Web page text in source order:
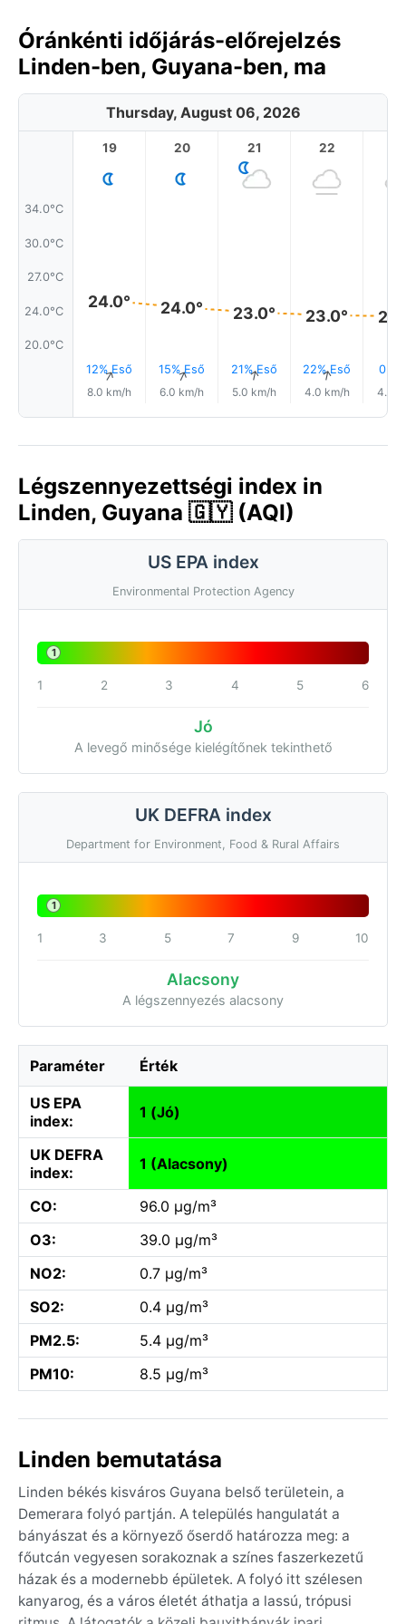
Óránkénti időjárás-előrejelzés
Linden-ben, Guyana-ben, ma
Thursday, August 06, 2026
34.0°C
30.0°C
27.0°C
24.0°C
20.0°C
19
24.0°
12% Eső
↑
8.0 km/h
20
24.0°
15% Eső
↑
6.0 km/h
21
23.0°
21% Eső
↑
5.0 km/h
22
23.0°
22% Eső
↑
4.0 km/h
0.0
4.0
Légszennyezettségi index in
Linden, Guyana 🇬🇾 (AQI)
US EPA index
Environmental Protection Agency
1
1 2 3 4 5 6
Jó
A levegő minősége kielégítőnek tekinthető
UK DEFRA index
Department for Environment, Food & Rural Affairs
1
1 3 5 7 9 10
Alacsony
A légszennyezés alacsony
Paraméter Érték
US EPA
index:
1 (Jó)
UK DEFRA
index:
1 (Alacsony)
CO:
96.0 µg/m³
O3:
39.0 µg/m³
NO2:
0.7 µg/m³
SO2:
0.4 µg/m³
PM2.5:
5.4 µg/m³
PM10:
8.5 µg/m³
Linden bemutatása
Linden békés kisváros Guyana belső területein, a
Demerara folyó partján. A település hangulatát a
bányászat és a környező őserdő határozza meg: a
főutcán vegyesen sorakoznak a színes faszerkezetű
házak és a modernebb épületek. A folyó itt szélesen
kanyarog, és a város életét áthatja a lassú, trópusi